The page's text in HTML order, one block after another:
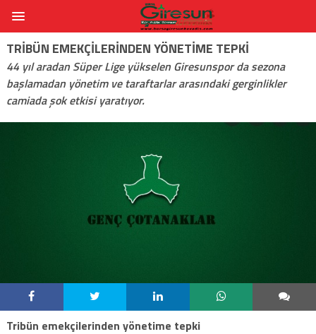
TRIBÜN EMEKÇILERINDEN YÖNETIME TEPKI
44 yıl aradan Süper Lige yükselen Giresunspor da sezona
başlamadan yönetim ve taraftarlar arasındaki gerginlikler
camiada şok etkisi yaratıyor.
Tribün emekçilerinden yönetime tepki